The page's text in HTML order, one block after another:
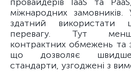
міжнародних замовників.
здатний
перевагу. Тут
контрактних обмежень та
що дозволяє швидше
стандарти, узгоджені з